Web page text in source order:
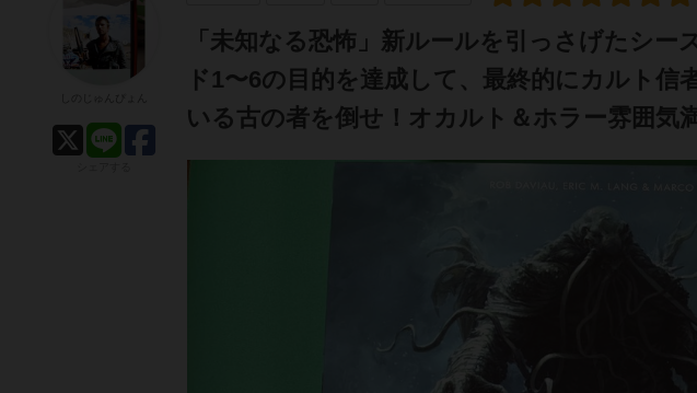
「未知なる恐怖」新ルールを引っさげたシー
ド1〜6の目的を達成して、最終的にカルト信
いる古の者を倒せ！オカルト＆ホラー雰囲気